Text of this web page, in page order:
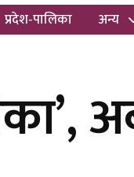
प्रदेश-पालिका अन्य